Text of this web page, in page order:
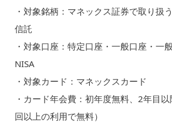
・対象銘柄：マネックス証券で取り扱
信託
・対象口座：特定口座・一般口座・一
NISA
・対象カード：マネックスカード
・カード年会費：初年度無料、2年目
回以上の利用で無料）